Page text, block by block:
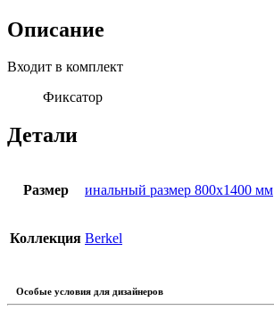
Описание
Входит в комплект
Фиксатор
Детали
Размер инальный размер 800х1400 мм
Коллекция Berkel
Особые условия для дизайнеров